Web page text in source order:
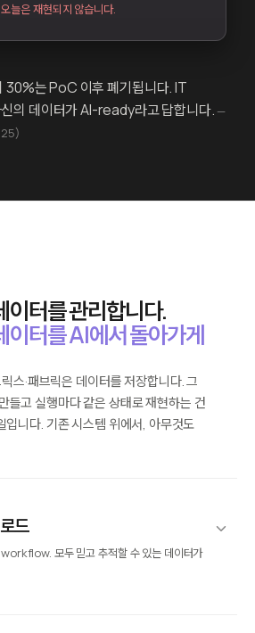
늘은 재현되지 않습니다.
30%는 PoC 이후 폐기됩니다. IT
의 데이터가 AI-ready라고 답합니다. —
이터를 관리합니다.
이터를 AI에서 돌아가게
스·패브릭은 데이터를 저장합니다. 그
들고 실행마다 같은 상태로 재현하는 건
니다. 기존 시스템 위에서, 아무것도
드
모두 믿고 추적할 수 있는 데이터가